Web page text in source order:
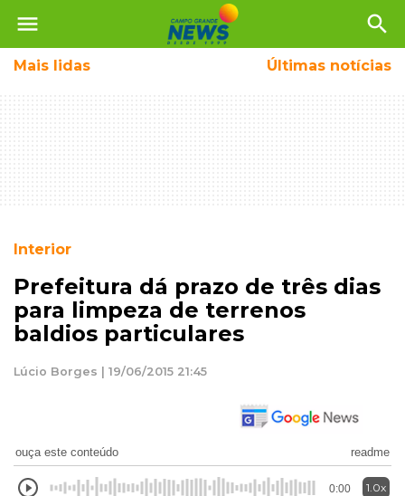
menu search
Mais lidas Últimas notícias
Interior
Prefeitura dá prazo de três dias
para limpeza de terrenos
baldios particulares
Lúcio Borges | 19/06/2015 21:45
ouça este conteúdo readme
0:00 1.0x